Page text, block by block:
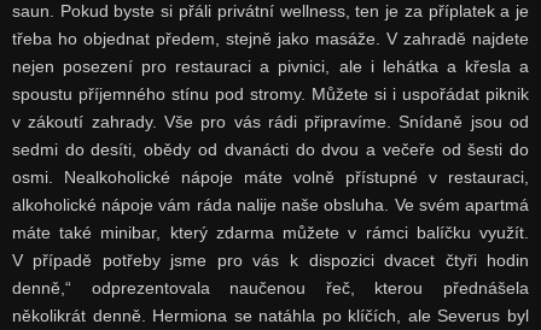
saun. Pokud byste si přáli privátní wellness, ten je za příplatek a je
třeba ho objednat předem, stejně jako masáže. V zahradě najdete
nejen posezení pro restauraci a pivnici, ale i lehátka a křesla a
spoustu příjemného stínu pod stromy. Můžete si i uspořádat piknik
v zákoutí zahrady. Vše pro vás rádi připravíme. Snídaně jsou od
sedmi do desíti, obědy od dvanácti do dvou a večeře od šesti do
osmi. Nealkoholické nápoje máte volně přístupné v restauraci,
alkoholické nápoje vám ráda nalije naše obsluha. Ve svém apartmá
máte také minibar, který zdarma můžete v rámci balíčku využít.
V případě potřeby jsme pro vás k dispozici dvacet čtyři hodin
denně,“ odprezentovala naučenou řeč, kterou přednášela
několikrát denně. Hermiona se natáhla po klíčích, ale Severus byl